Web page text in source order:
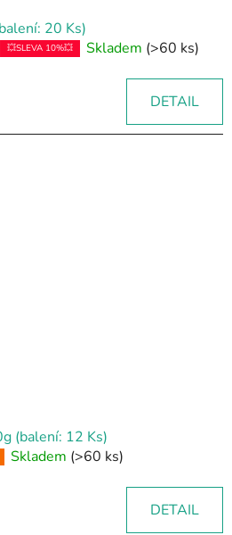
20 Ks)
💥SLEVA 10%💥 Skladem (>60 ks)
DETAIL
(balení: 12 Ks)
Skladem (>60 ks)
DETAIL